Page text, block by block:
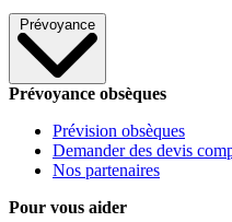
Prévoyance
Prévoyance obsèques
Prévision obsèques
Demander des devis
Nos partenaires
Pour vous aider